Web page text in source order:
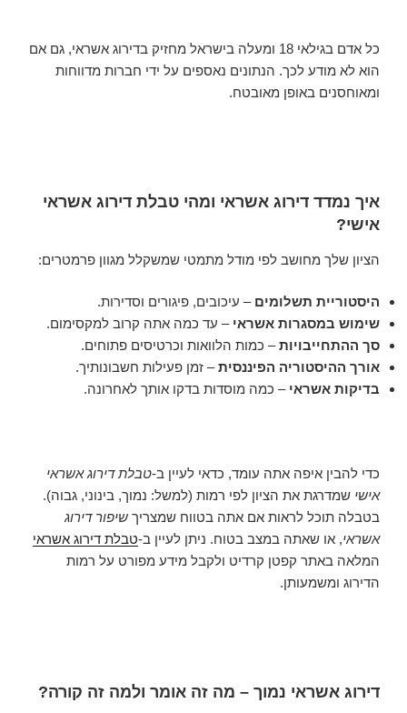
כל אדם בגילאי 18 ומעלה בישראל מחזיק בדירוג אשראי, גם אם
הוא לא מודע לכך. הנתונים נאספים על ידי חברות מדווחות
ומאוחסנים באופן מאובטח.
איך נמדד דירוג אשראי ומהי טבלת דירוג אשראי
אישי?
הציון שלך מחושב לפי מודל מתמטי שמשקלל מגוון פרמטרים:
היסטוריית תשלומים – עיכובים, פיגורים וסדירות.
שימוש במסגרות אשראי – עד כמה אתה קרוב למקסימום.
סך ההתחייבויות– כמות הלוואות וכרטיסים פתוחים.
אורך ההיסטוריה הפיננסית– זמן פעילות חשבונותיך.
בדיקות אשראי – כמה מוסדות בדקו אותך לאחרונה.
כדי להבין איפה אתה עומד, כדאי לעיין ב-טבלת דירוג אשראי
אישי שמדרגת את הציון לפי רמות (למשל: נמוך, בינוני, גבוה).
בטבלה תוכל לראות אם אתה בטווח שמצריךשיפור דירוג
אשראי, או שאתה במצב בטוח. ניתן לעיין ב-טבלת דירוג אשראי
המלאה באתר קפטן קרדיט ולקבל מידע מפורט על רמות
הדירוג ומשמעותן.
דירוג אשראי נמוך – מה זה אומר ולמה זה קורה?